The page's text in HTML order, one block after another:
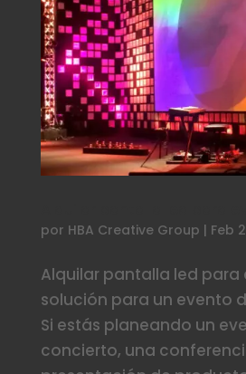
por HBA Creative Group | Feb
Alquilar pantalla led para
solución para un evento
Si estás planeando un
concierto, una